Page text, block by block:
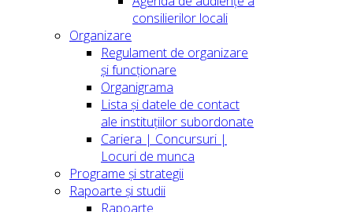
consilierilor locali
Organizare
Regulament de organizare
și funcționare
Organigrama
Lista și datele de contact
ale instituțiilor subordonate
Cariera | Concursuri |
Locuri de munca
Programe și strategii
Rapoarte și studii
Rapoarte